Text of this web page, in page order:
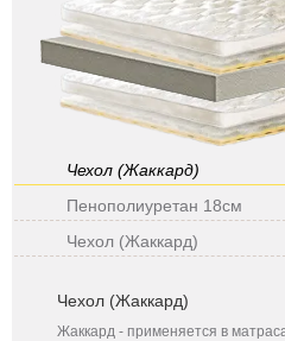
Чехол (Жаккард)
Пенополиуретан 18см
Чехол (Жаккард)
Чехол (Жаккард)
Жаккард - применяется в